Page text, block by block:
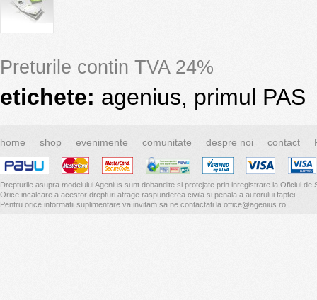
Preturile contin TVA 24%
etichete: agenius, primul PAS
home shop evenimente comunitate despre noi contact
Drepturile asupra modelului Agenius sunt dobandite si protejate prin inregistrare la Oficiul de
Orice incalcare a acestor drepturi atrage raspunderea civila si penala a autorului faptei.
Pentru orice informatii suplimentare va invitam sa ne contactati la office@agenius.ro.